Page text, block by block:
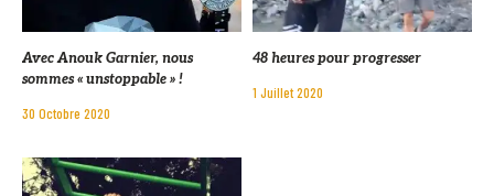
Avec Anouk Garnier, nous
sommes « unstoppable » !
30 Octobre 2020
48 heures pour progresser
1 Juillet 2020